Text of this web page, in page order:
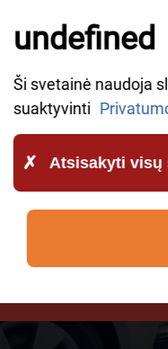
A
perduodami „AWHelp“ ir kad
undefined
Ši svetainė naudoja
suaktyvinti
Atsisakyti visų